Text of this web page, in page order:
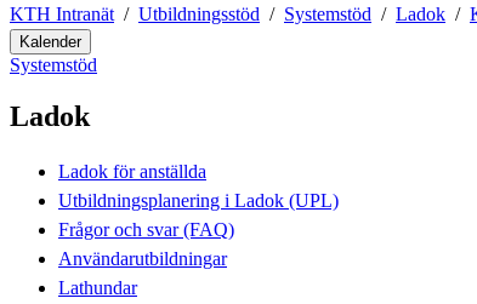
KTH Intranät Utbildningsstöd Systemstöd Ladok
Kalender
Systemstöd
Ladok
Ladok för anställda
Utbildningsplanering i Ladok (UPL)
Frågor och svar (FAQ)
Användarutbildningar
Lathundar